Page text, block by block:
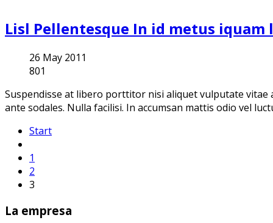
Lisl Pellentesque In id metus
26 May 2011
801
Suspendisse at libero porttitor nisi aliquet vulputate vitae
ante sodales. Nulla facilisi. In accumsan mattis odio vel
Start
1
2
3
La empresa